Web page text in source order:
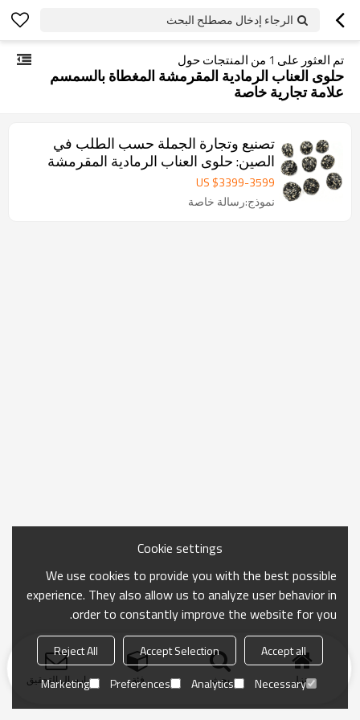
الرجاء إدخال مصطلح البحث
تم العثور على 1 من المنتجات حول
حلوى العناب الرمادية المقرمشة المغطاة بالسمسم
علامة تجارية خاصة
تصنيع وتجارة الجملة حسب الطلب في
الصين: حلوى العناب الرمادية المقرمشة
الخالية من البذور والمغطاة بالسمسم |
علامة تجارية خاصة
US $3399-3599
نموذج:رسالة خاصة
منزل بحث فئة ارسال التحقيق
Cookie settings
We use cookies to provide you with the best possible
experience. They also allow us to analyze user behavior in
order to constantly improve the website for you.
Accept all
Accept Selection
Reject All
Necessary
Analytics
Preferences
Marketing